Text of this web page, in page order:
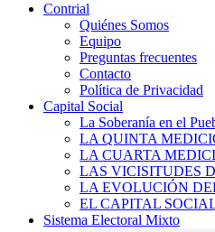
Contrial
Quiénes Somos
Equipo
Preguntas frecuentes
Contacto
Política de Privacidad
Capital Social
La Soberanía en el
LA QUINTA
LA CUARTA
LAS VICISITUDES
LA EVOLUCIÓN
EL CAPITAL
Sistema Electoral Mixto